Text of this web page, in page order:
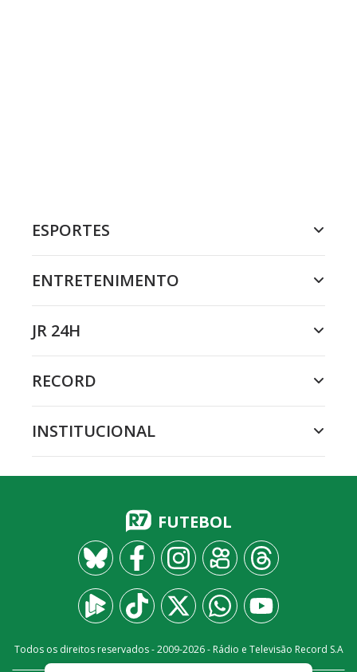
ESPORTES
ENTRETENIMENTO
JR 24H
RECORD
INSTITUCIONAL
FUTEBOL
Todos os direitos reservados - 2009-2026- Rádio e Televisão Record S.A